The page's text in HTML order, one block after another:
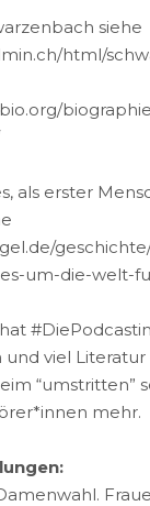
siehe
html/
als erster
um-die-welt-
viel Literatur
“umstritten”
mehr.